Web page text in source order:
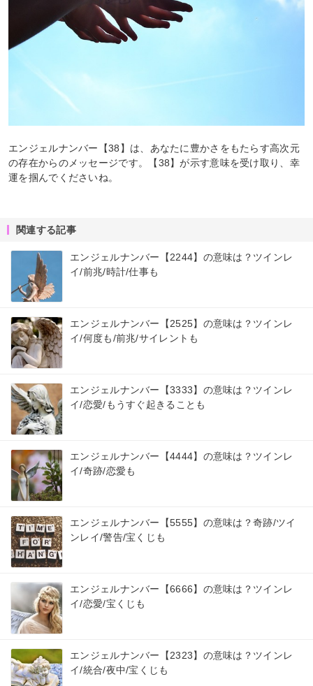
エンジェルナンバー【38】は、あなたに豊かさをもたらす高次元
の存在からのメッセージです。【38】が示す意味を受け取り、幸
運を掴んでくださいね。
関連する記事
エンジェルナンバー【2244】の意味は？ツインレ
イ/前兆/時計/仕事も
エンジェルナンバー【2525】の意味は？ツインレ
イ/何度も/前兆/サイレントも
エンジェルナンバー【3333】の意味は？ツインレ
イ/恋愛/もうすぐ起きることも
エンジェルナンバー【4444】の意味は？ツインレ
イ/奇跡/恋愛も
エンジェルナンバー【5555】の意味は？奇跡/ツイ
ンレイ/警告/宝くじも
エンジェルナンバー【6666】の意味は？ツインレ
イ/恋愛/宝くじも
エンジェルナンバー【2323】の意味は？ツインレ
イ/統合/夜中/宝くじも